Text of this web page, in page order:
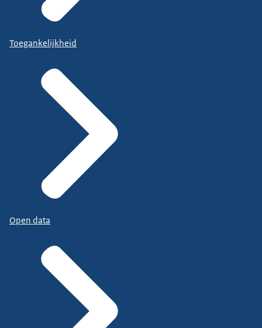
Toegankelijkheid
Open data